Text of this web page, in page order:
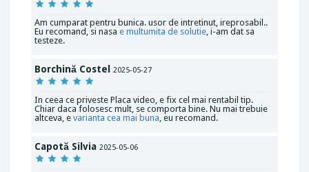
Am cumparat pentru bunica. usor de intretinut, ireprosabil..
Eu recomand, si nasa e multumita de solutie, i-am dat sa
testeze.
Borchină Costel 2025-05-27
In ceea ce priveste Placa video, e fix cel mai rentabil tip.
Chiar daca folosesc mult, se comporta bine. Nu mai trebuie
altceva, e varianta cea mai buna, eu recomand.
Capotă Silvia 2025-05-06